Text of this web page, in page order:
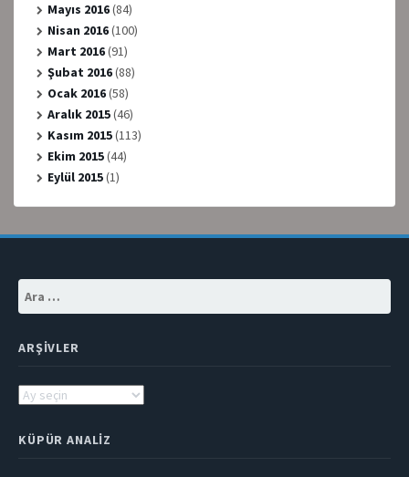
Mayıs 2016(84)
Nisan 2016(100)
Mart 2016(91)
Şubat 2016(88)
Ocak 2016(58)
Aralık 2015(46)
Kasım 2015(113)
Ekim 2015(44)
Eylül 2015(1)
ARŞIVLER
Arşivler
KÜPÜR ANALIZ